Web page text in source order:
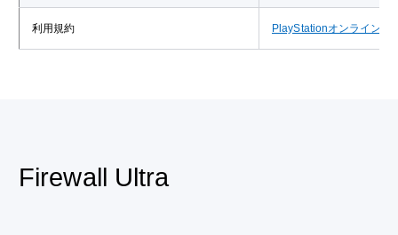
利用規約 PlayStationオンラインサ
Firewall Ultra